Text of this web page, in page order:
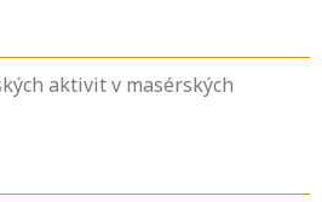
aktivit v masérských